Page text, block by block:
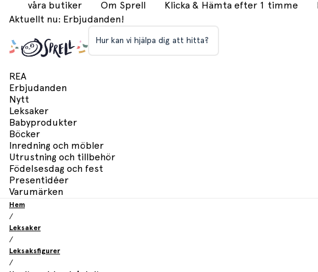
våra butiker Om Sprell Klicka & Hämta efter 1 timme
Aktuellt nu: Erbjudanden!
Hur kan vi hjälpa dig att hitta?
REA
Erbjudanden
Nytt
Leksaker
Babyprodukter
Böcker
Inredning och möbler
Utrustning och tillbehör
Födelsesdag och fest
Presentidéer
Varumärken
Hem
/
Leksaker
/
Leksaksfigurer
/